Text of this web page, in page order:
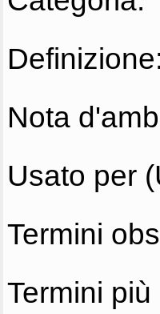
Definizione:
Nota
Usato per
Termini
Termini